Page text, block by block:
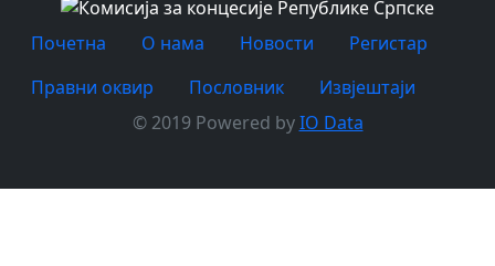
Почетна O нама Новости
Регистар
Правни оквир
Пословник
Извјештаји
© 2019 Powered byIO Data